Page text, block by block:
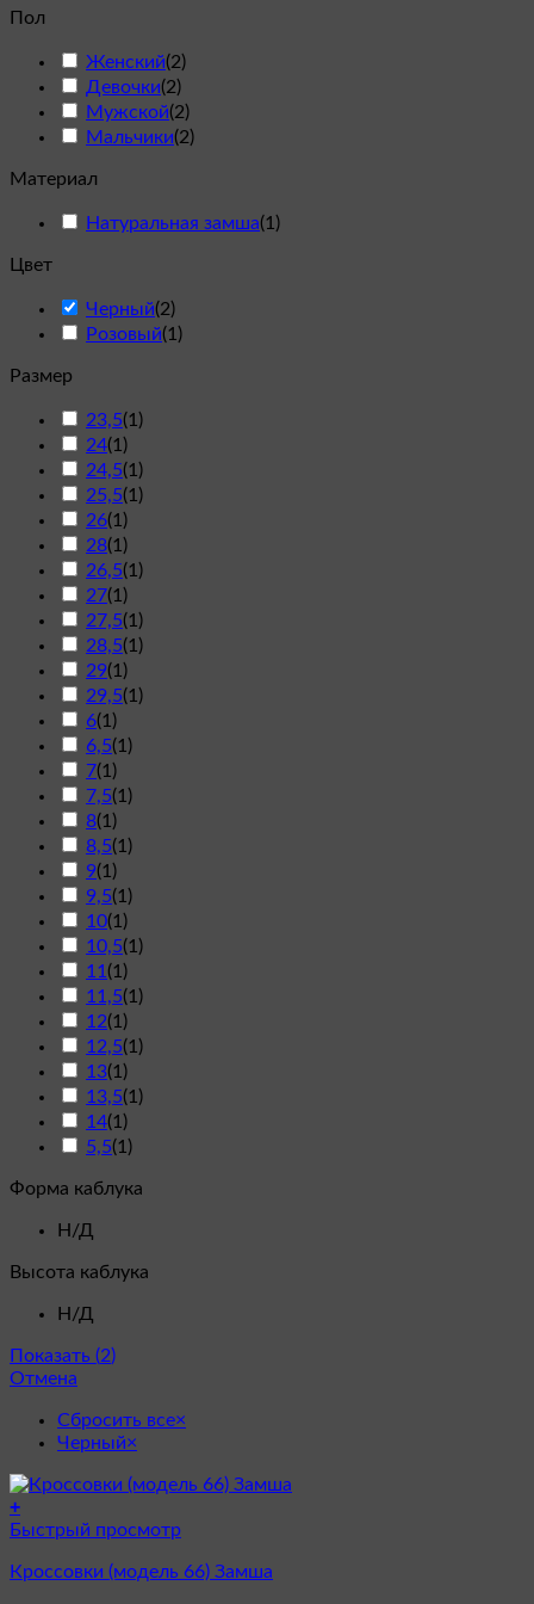
Пол
Женский(2)
Девочки(2)
Мужской(2)
Мальчики(2)
Материал
Натуральная замша(1 )
Цвет
Черный(2)
Розовый(1 )
Размер
23,5(1 )
24(1 )
24,5(1 )
25,5(1 )
26(1 )
28(1 )
26,5(1 )
27(1 )
27,5(1 )
28,5(1 )
29(1 )
29,5(1 )
6(1 )
6,5(1 )
7(1 )
7,5(1 )
8(1 )
8,5(1 )
9(1 )
9,5(1 )
10(1 )
10,5(1 )
11 (1 )
11,5(1 )
12(1 )
12,5(1 )
13(1 )
13,5(1 )
14(1 )
5,5(1 )
Форма каблука
Н/Д
Высота каблука
Н/Д
Показать (2)
Отмена
Сбросить все×
Черный×
+
Этот
имеет
Быстрый просмотр
Кроссовки (модель 66) Замша